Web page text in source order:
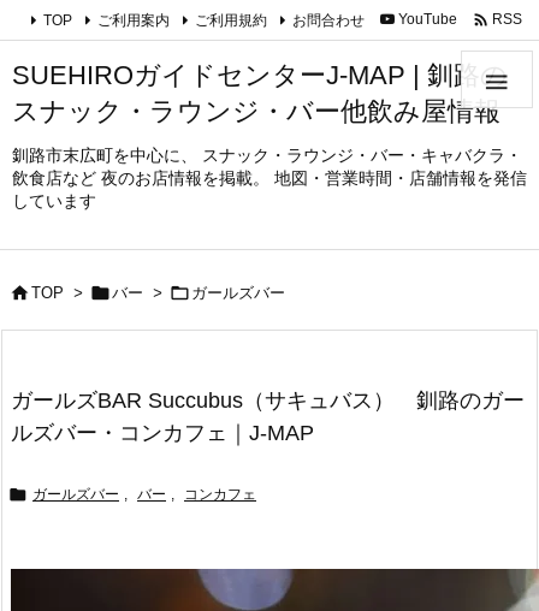
SUEHIROガイドセンターJ-MAP | 釧路の
スナック・ラウンジ・バー他飲み屋情報
釧路市末広町を中心に、 スナック・ラウンジ・バー・キャバクラ・
飲食店など 夜のお店情報を掲載。 地図・営業時間・店舗情報を発信
しています

TOP ご利用案内 ご利用規約 お問合わせ YouTube  RSS
TOP > バー >  ガールズバー
ガールズBAR Succubus（サキュバス） 釧路のガー
ルズバー・コンカフェ｜J-MAP
 ガールズバー , バー , コンカフェ